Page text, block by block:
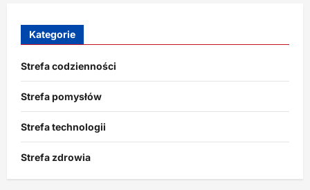
Kategorie
Strefa codzienności
Strefa pomysłów
Strefa technologii
Strefa zdrowia